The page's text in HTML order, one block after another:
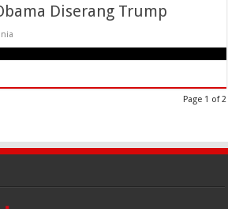
Diserang Trump
Page 1 of 2